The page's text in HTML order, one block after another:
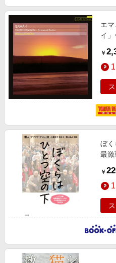
エ
イ」
￥
ぼく
最激
￥